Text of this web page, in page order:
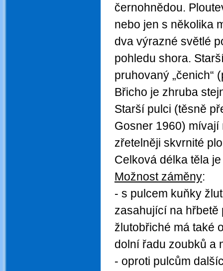
černohnědou.
nebo jen s několika
dva výrazné světlé
pohledu shora.
pruhovaný „čenich“
Břicho je zhruba
Starší pulci (těsně
Gosner 1960)
zřetelněji skvrnité
Celková délka těla
Možnost záměny:
- s pulcem kuňky
zasahující na hřbetě
žlutobřiché má také
dolní řadu zoubků a
- oproti pulcům